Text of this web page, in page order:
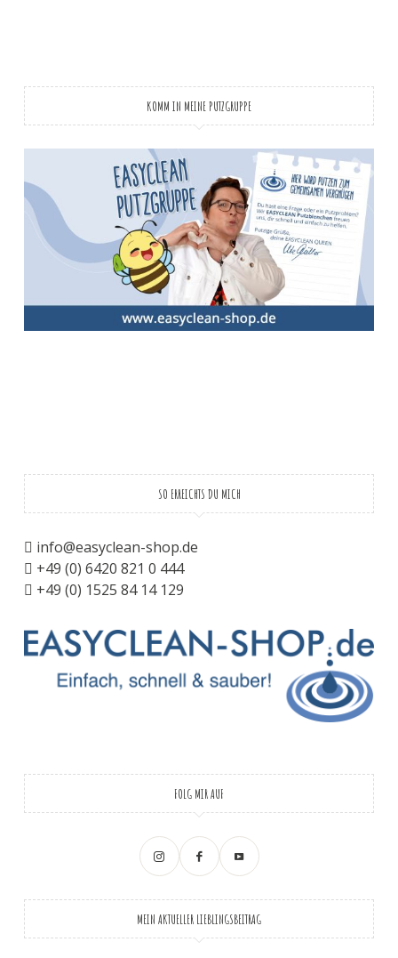
KOMM IN MEINE PUTZGRUPPE
SO ERREICHTS DU MICH
info@easyclean-shop.de
+49 (0) 6420 821 0 444
+49 (0) 1525 84 14 129
FOLG MIR AUF
MEIN AKTUELLER LIEBLINGSBEITRAG